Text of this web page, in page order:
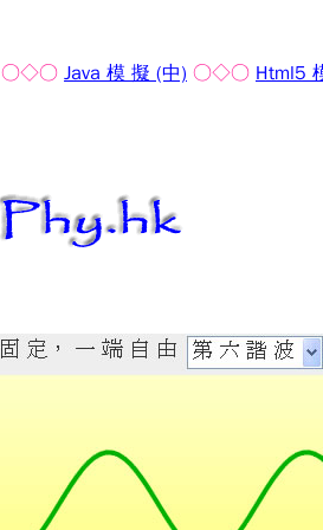
○◇○ Java 模 擬 (中) ○◇○ Html5